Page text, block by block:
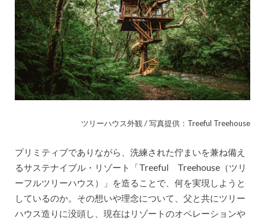
ツリーハウス外観 / 写真提供：Treeful Treehouse
プリミティブでありながら、洗練された佇まいを兼ね備え
るサステナイブル・リゾート「Treeful Treehouse（ツリ
ーフルツリーハウス）」を造ることで、何を実現しようと
しているのか。その想いや理念について、父と共にツリー
ハウス造りに没頭し、現在はリゾートのオペレーションや